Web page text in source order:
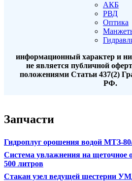
АКБ
РВД
Оптика
информационный характер и
не является публичной
положениями Статьи 437(2)
РФ.
Запчасти
Гидроплуг орошения водой МТЗ-
Система увлажнения на щеточное
500 литров
Стакан узел ведущей шестерни